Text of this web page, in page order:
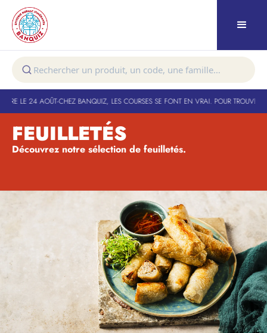
LE 24 AOÛT-CHEZ BANQUIZ, LES COURSES SE FONT EN VRAI. POUR TROUVER
FEUILLETÉS
Découvrez notre sélection de feuilletés.